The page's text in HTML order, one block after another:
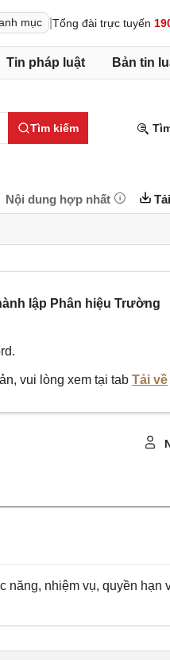
mục Tổng đài trực tuyến
Tin pháp luật Bản tin
Tìm kiếm
Nội dung hợp nhất
lập Phân hiệu Trường
vui lòng xem tại tab Tải về
năng, nhiệm vụ, quyền hạn